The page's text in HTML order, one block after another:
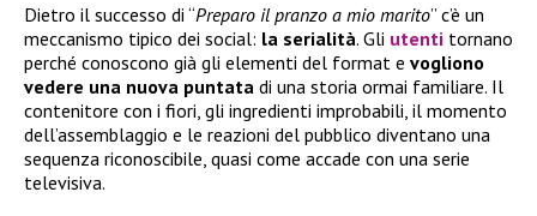
Dietro il successo di “Preparo il pranzo a mio marito” c’è un
meccanismo tipico dei social: la serialità. Gli utenti tornano
perché conoscono già gli elementi del format e vogliono
vedere una nuova puntata di una storia ormai familiare. Il
contenitore con i fiori, gli ingredienti improbabili, il momento
dell’assemblaggio e le reazioni del pubblico diventano una
sequenza riconoscibile, quasi come accade con una serie
televisiva.